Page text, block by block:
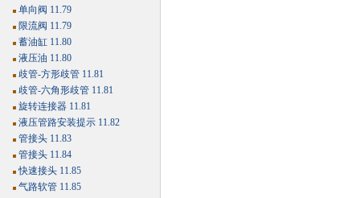
单向阀 11.79
限流阀 11.79
蓄油缸 11.80
液压油 11.80
歧管-方形歧管 11.81
歧管-六角形歧管 11.81
旋转连接器 11.81
液压管路安装提示 11.82
管接头 11.83
管接头 11.84
快速接头 11.85
气路软管 11.85